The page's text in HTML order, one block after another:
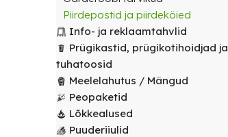
Ümmargused
Kandilised
Toolikatted
Laudlinad
toolikatted
Ümmargused
Kandilised
Piirdepostid ja piirdeköied
Info- ja reklaamtahvlid
Prügikastid, prügikotihoidjad ja
tuhatoosid
Meelelahutus / Mängud
Peopaketid
Lõkkealused
Puuderiiulid